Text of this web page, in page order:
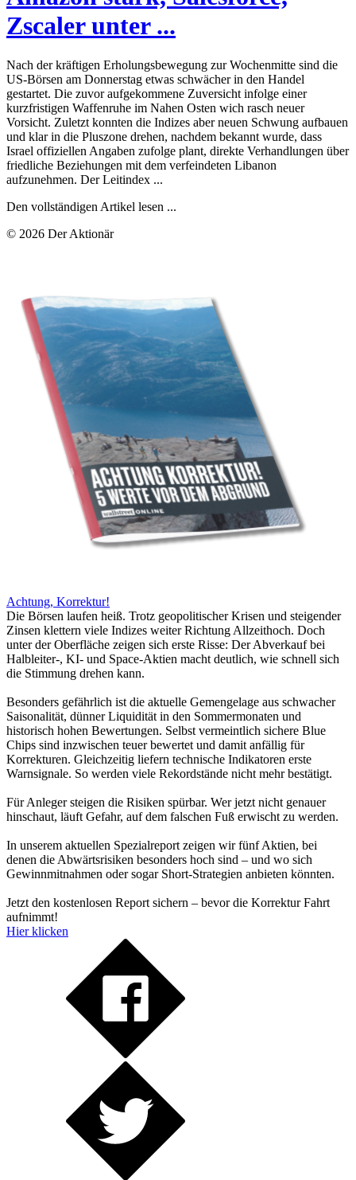
Zscaler unter ...
Nach der kräftigen Erholungsbewegung zur Wochenmitte sind die
US-Börsen am Donnerstag etwas schwächer in den Handel
gestartet. Die zuvor aufgekommene Zuversicht infolge einer
kurzfristigen Waffenruhe im Nahen Osten wich rasch neuer
Vorsicht. Zuletzt konnten die Indizes aber neuen Schwung aufbauen
und klar in die Pluszone drehen, nachdem bekannt wurde, dass
Israel offiziellen Angaben zufolge plant, direkte Verhandlungen über
friedliche Beziehungen mit dem verfeindeten Libanon
aufzunehmen. Der Leitindex ...
Den vollständigen Artikel lesen ...
© 2026 Der Aktionär
Achtung, Korrektur!
Die Börsen laufen heiß. Trotz geopolitischer Krisen und steigender
Zinsen klettern viele Indizes weiter Richtung Allzeithoch. Doch
unter der Oberfläche zeigen sich erste Risse: Der Abverkauf bei
Halbleiter-, KI- und Space-Aktien macht deutlich, wie schnell sich
die Stimmung drehen kann.
Besonders gefährlich ist die aktuelle Gemengelage aus schwacher
Saisonalität, dünner Liquidität in den Sommermonaten und
historisch hohen Bewertungen. Selbst vermeintlich sichere Blue
Chips sind inzwischen teuer bewertet und damit anfällig für
Korrekturen. Gleichzeitig liefern technische Indikatoren erste
Warnsignale. So werden viele Rekordstände nicht mehr bestätigt.
Für Anleger steigen die Risiken spürbar. Wer jetzt nicht genauer
hinschaut, läuft Gefahr, auf dem falschen Fuß erwischt zu werden.
In unserem aktuellen Spezialreport zeigen wir fünf Aktien, bei
denen die Abwärtsrisiken besonders hoch sind – und wo sich
Gewinnmitnahmen oder sogar Short-Strategien anbieten könnten.
Jetzt den kostenlosen Report sichern – bevor die Korrektur Fahrt
aufnimmt!
Hier klicken